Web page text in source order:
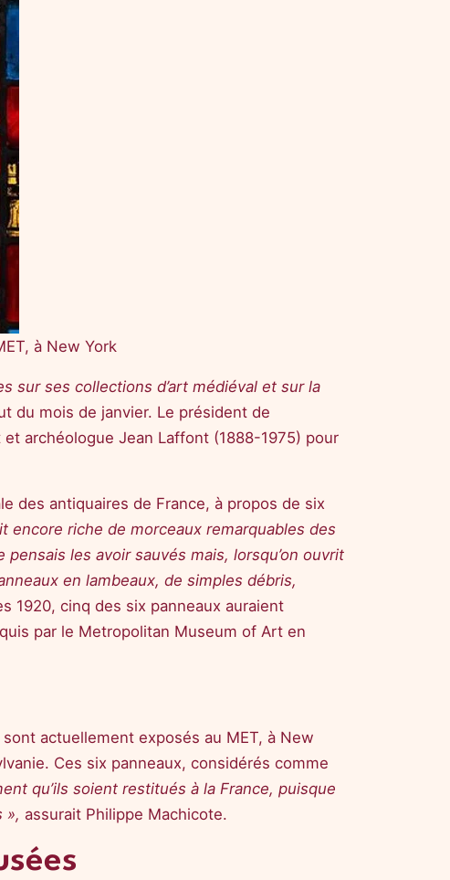
à New York
sur ses collections d’art médiéval et sur la
du mois de janvier. Le président de
et archéologue Jean Laffont (1888-1975) pour
des antiquaires de France, à propos de six
encore riche de morceaux remarquables des
les avoir sauvés mais, lorsqu’on ouvrit
en lambeaux, de simples débris,
1920, cinq des six panneaux auraient
par le Metropolitan Museum of Art en
sont actuellement exposés au MET, à New
Ces six panneaux, considérés comme
qu’ils soient restitués à la France, puisque
», assurait Philippe Machicote.